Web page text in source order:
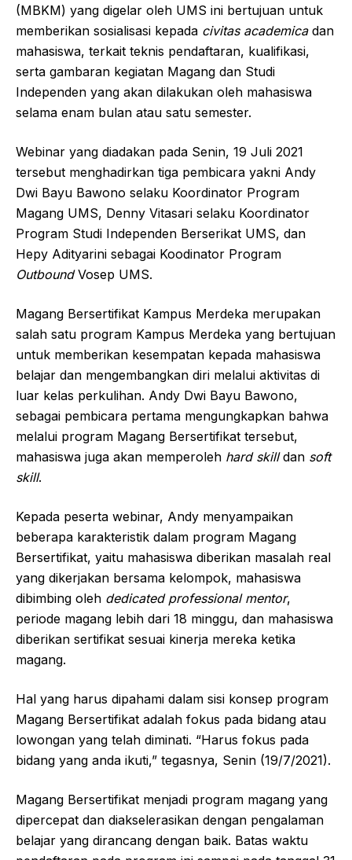
(MBKM) yang digelar oleh UMS ini bertujuan untuk
memberikan sosialisasi kepada civitas academicadan
mahasiswa, terkait teknis pendaftaran, kualifikasi,
serta gambaran kegiatan Magang dan Studi
Independen yang akan dilakukan oleh mahasiswa
selama enam bulan atau satu semester.
Webinar yang diadakan pada Senin, 19 Juli 2021
tersebut menghadirkan tiga pembicara yakni Andy
Dwi Bayu Bawono selaku Koordinator Program
Magang UMS, Denny Vitasari selaku Koordinator
Program Studi Independen Berserikat UMS, dan
Hepy Adityarini sebagai Koodinator Program
OutboundVosep UMS.
Magang Bersertifikat Kampus Merdeka merupakan
salah satu program Kampus Merdeka yang bertujuan
untuk memberikan kesempatan kepada mahasiswa
belajar dan mengembangkan diri melalui aktivitas di
luar kelas perkulihan. Andy Dwi Bayu Bawono,
sebagai pembicara pertama mengungkapkan bahwa
melalui program Magang Bersertifikat tersebut,
mahasiswa juga akan memperoleh hard skilldan soft
skill.
Kepada peserta webinar, Andy menyampaikan
beberapa karakteristik dalam program Magang
Bersertifikat, yaitu mahasiswa diberikan masalah real
yang dikerjakan bersama kelompok, mahasiswa
dibimbing oleh dedicated professional mentor,
periode magang lebih dari 18 minggu, dan mahasiswa
diberikan sertifikat sesuai kinerja mereka ketika
magang.
Hal yang harus dipahami dalam sisi konsep program
Magang Bersertifikat adalah fokus pada bidang atau
lowongan yang telah diminati. “Harus fokus pada
bidang yang anda ikuti,” tegasnya, Senin (19/7/2021).
Magang Bersertifikat menjadi program magang yang
dipercepat dan diakselerasikan dengan pengalaman
belajar yang dirancang dengan baik. Batas waktu